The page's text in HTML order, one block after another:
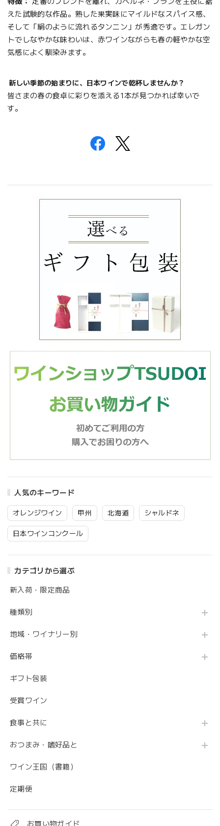
人気のキーワード
オレンジワイン 甲州 北海道 シャルドネ
日本ワインコンクール
カテゴリから選ぶ
新入荷・限定商品
種類別
地域・ワイナリー別
価格帯
ギフト包装
受賞ワイン
食事と共に
おつまみ・嗜好品と
ワイン王国（書籍）
定期便
お買い物ガイド
えた試験的な作品。熟した果実味にマイルドなスパイス感、
そして「絹のように流れるタンニン」が秀逸です。エレガン
トでしなやかな味わいは、赤ワインながらも春の軽やかな空
気感によく馴染みます。
新しい季節の始まりに、日本ワインで乾杯しませんか？
皆さまの春の食卓に彩りを添える1本が見つかれば幸いで
す。